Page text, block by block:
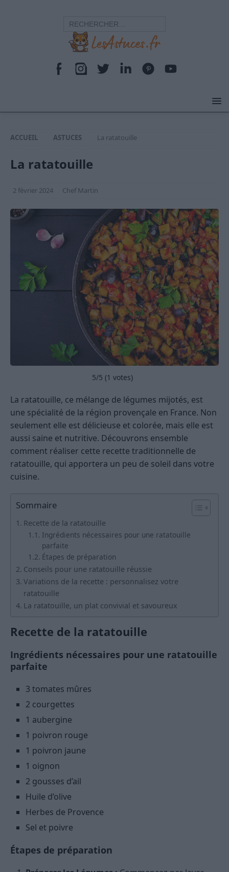
ACCUEIL ASTUCES La ratatouille
La ratatouille
2 février 2024 Chef Martin
5/5 (1 votes)
La ratatouille, ce mélange de légumes mijotés, est
une spécialité de la région provençale en France. Non
seulement elle est délicieuse et colorée, mais elle est
aussi saine et nutritive. Découvrons ensemble
comment réaliser cette recette traditionnelle de
ratatouille, qui apportera un peu de soleil dans votre
cuisine.
Sommaire
Recette de la ratatouille
Ingrédients nécessaires pour une ratatouille
parfaite
Étapes de préparation
Conseils pour une ratatouille réussie
Variations de la recette : personnalisez votre
ratatouille
La ratatouille, un plat convivial et savoureux
Recette de la ratatouille
Ingrédients nécessaires pour une ratatouille
parfaite
3 tomates mûres
2 courgettes
1 aubergine
1 poivron rouge
1 poivron jaune
1 oignon
2 gousses d’ail
Huile d’olive
Herbes de Provence
Sel et poivre
Étapes de préparation